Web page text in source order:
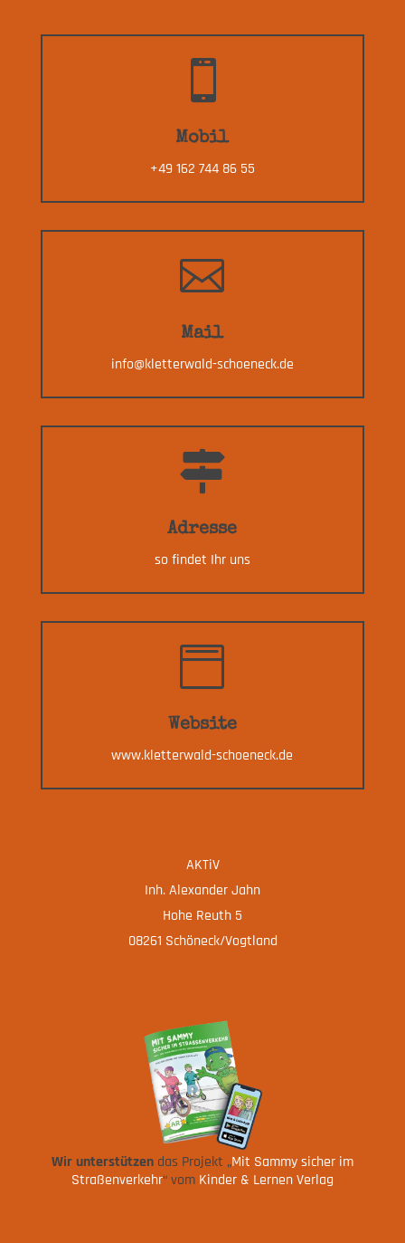

Mobil
+49 162 744 86 55

Mail
info@kletterwald-schoeneck.de

Adresse
so findet Ihr uns

Website
www.kletterwald-schoeneck.de
AKTiV
Inh. Alexander Jahn
Hohe Reuth 5
08261 Schöneck/Vogtland
Wir unterstützen das Projekt „Mit Sammy sicher im
Straßenverkehr“ vom Kinder & Lernen Verlag